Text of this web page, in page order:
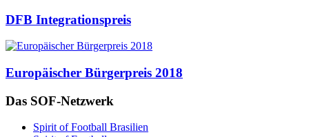
DFB Integrationspreis
Europäischer Bürgerpreis 2018
Das SOF-Netzwerk
Spirit of Football Brasilien